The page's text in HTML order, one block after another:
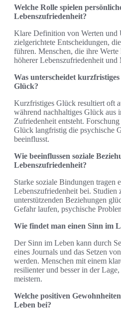
Welche Rolle spielen
Lebenszufriedenheit?
Klare Definition von Werten und
zielgerichtete Entscheidungen,
führen. Menschen, die ihre
höherer Lebenszufriedenheit und
Was unterscheidet
Glück?
Kurzfristiges Glück resultiert oft
während nachhaltiges Glück aus
Zufriedenheit entsteht.
Glück langfristig die psychische
beeinflusst.
Wie beeinflussen soziale
Lebenszufriedenheit?
Starke soziale Bindungen tragen
Lebenszufriedenheit bei. Studien
unterstützenden Beziehungen
Gefahr laufen, psychische
Wie findet man einen Sinn im
Der Sinn im Leben kann durch
eines Journals und das Setzen
werden. Menschen mit einem
resilienter und besser in der
meistern.
Welche positiven
Leben bei?